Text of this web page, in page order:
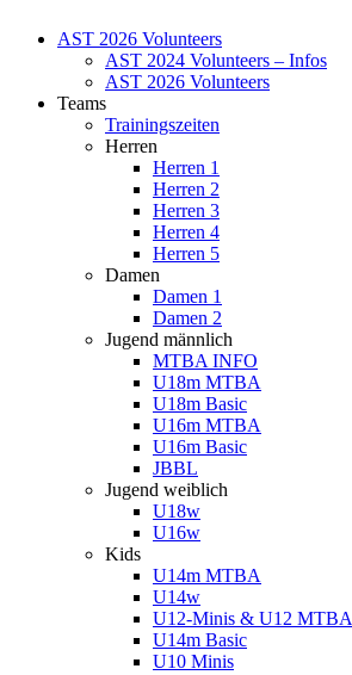
AST 2026 Volunteers
AST 2024 Volunteers – Infos
AST 2026 Volunteers
Teams
Trainingszeiten
Herren
Herren 1
Herren 2
Herren 3
Herren 4
Herren 5
Damen
Damen 1
Damen 2
Jugend männlich
MTBA INFO
U18m MTBA
U18m Basic
U16m MTBA
U16m Basic
JBBL
Jugend weiblich
U18w
U16w
Kids
U14m MTBA
U14w
U12-Minis & U12 MTBA
U14m Basic
U10 Minis